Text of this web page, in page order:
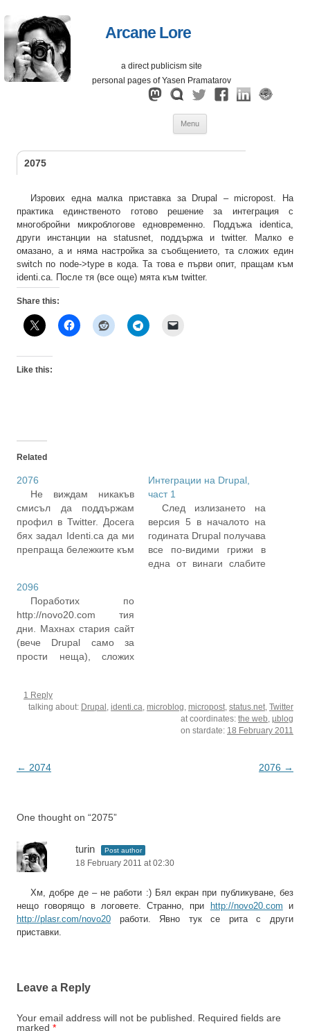
Arcane Lore
a direct publicism site
personal pages of Yasen Pramatarov
Menu
2075
Изрових една малка приставка за Drupal – micropost. На
практика единственото готово решение за интеграция с
многобройни микроблогове едновременно. Поддъжа identica,
други инстанции на statusnet, поддържа и twitter. Малко е
омазано, а и няма настройка за съобщението, та сложих един
switch по node->type в кода. Та това е първи опит, пращам към
identi.ca. После тя (все още) мята към twitter.
Share this:
Like this:
Related
2076
Не виждам никакъв
смисъл да поддържам
профил в Twitter. Досега
бях задал Identi.ca да ми
препраща бележките към
федерираните
микроблогове. Напротив
– само пълня със
съдържание Twitter и
вредя на StatusNet да
достигне критична маса.
понякога в…
Интеграции на Drupal,
част 1
След излизането на
версия 5 в началото на
годината Drupal получава
все по-видими грижи в
една от винаги слабите
2096
Поработих по
http://novo20.com тия
дни. Махнах стария сайт
(вече Drupal само за
прости неща), сложих
донагласям. В началото
мислех да пращам на
ли някой ще ползва, а и
1 Reply
talking about: Drupal identi.ca microblog micropost status.net Twitter
at coordinates: the web µblog
on stardate: 18 February 2011
Post
← 2074 2076 →
One thought on “2075”
turin Post author
18 February 2011 at 02:30
Хм, добре де – не работи :) Бял екран при публикуване, без
нещо говорящо в логовете. Странно, при
http://novo20.com и
http://plasr.com/novo20 работи. Явно тук се рита с други
приставки.
Leave a Reply
Your email address will not be published.
Required fields are
marked *